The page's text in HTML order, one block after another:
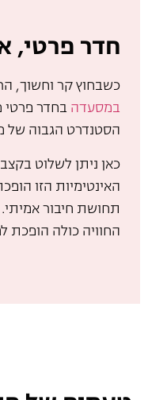
חדר פרטי,
כשבחוץ קר וחשוך,
במסעדה בחדר פרטי
הסטנדרט הגבוה
כאן ניתן לשלוט
האינטימיות הזו
תחושת חיבור
החוויה כולה